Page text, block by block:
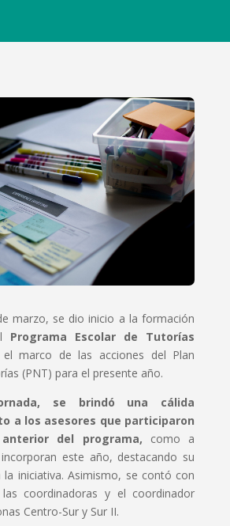
marzo, se dio inicio a la formación
Programa Escolar de Tutorías
el marco de las acciones del Plan
(PNT) para el presente año.
se brindó una cálida
a los asesores que participaron
del programa, como a
este año, destacando su
iniciativa. Asimismo, se contó con
coordinadoras y el coordinador
Centro-Sur y Sur II.